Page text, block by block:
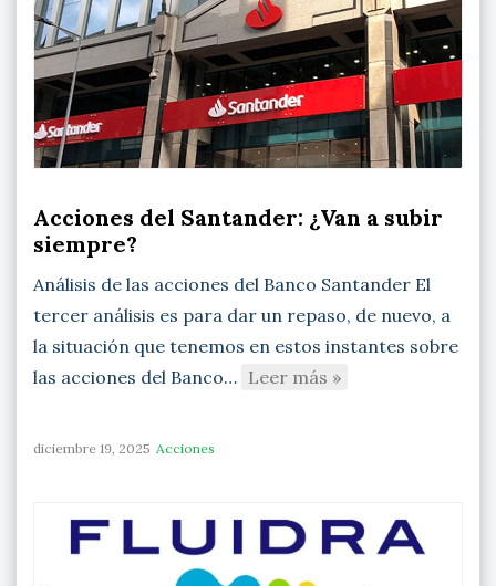
Acciones del Santander: ¿Van a subir
siempre?
Análisis de las acciones del Banco Santander El
tercer análisis es para dar un repaso, de nuevo, a
la situación que tenemos en estos instantes sobre
las acciones del Banco… Leer más »
diciembre 19, 2025 Acciones